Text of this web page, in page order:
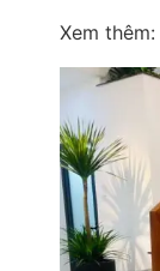
Xem thêm: